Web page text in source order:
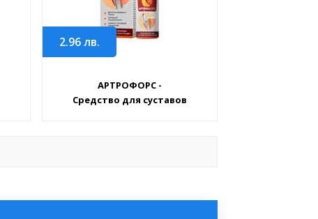
2.96лв.
АРТРОФОРС -
Средство для суставов